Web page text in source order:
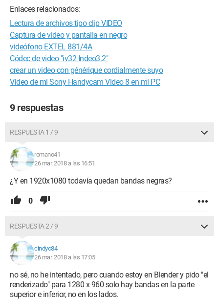
Enlaces relacionados:
Lectura de archivos tipo clip VIDEO
Captura de video y pantalla en negro
videófono EXTEL 881/4A
Códec de video "iv32 Indeo3.2"
crear un video con générique cordialmente suyo
Video de mi Sony Handycam Video 8 en mi PC
9 respuestas
RESPUESTA 1 / 9
romano41
26 mar. 2018 a las 16:51
¿Y en 1920x1080 todavía quedan bandas negras?
0
RESPUESTA 2 / 9
cindyc84
26 mar. 2018 a las 17:05
no sé, no he intentado, pero cuando estoy en Blender y pido "el
renderizado" para 1280 x 960 solo hay bandas en la parte
superior e inferior, no en los lados.